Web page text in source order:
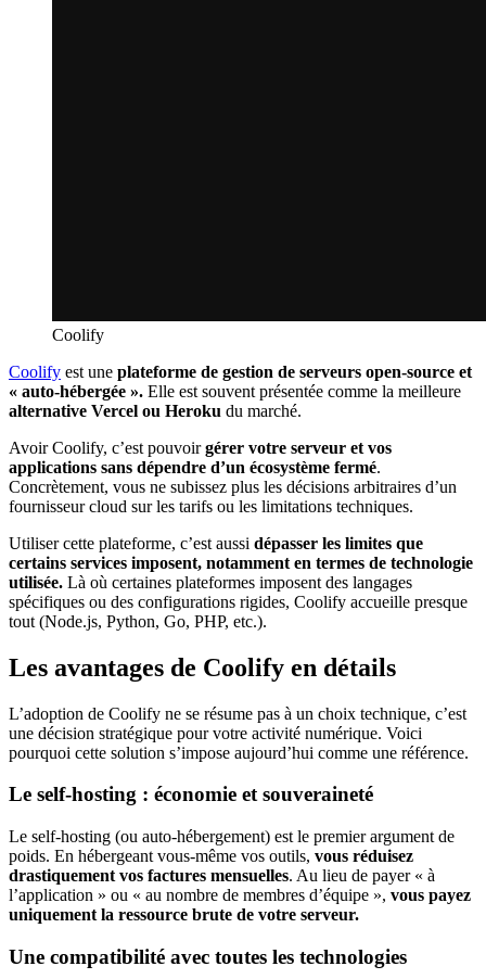
Coolify
Coolify est une plateforme de gestion de serveurs open-source et
« auto-hébergée ». Elle est souvent présentée comme la meilleure
alternative Vercel ou Heroku du marché.
Avoir Coolify, c’est pouvoirgérer votre serveur et vos
applications sans dépendre d’un écosystème fermé.
Concrètement, vous ne subissez plus les décisions arbitraires d’un
fournisseur cloud sur les tarifs ou les limitations techniques.
Utiliser cette plateforme, c’est aussi dépasser les limites que
certains services imposent, notamment en termes de technologie
utilisée. Là où certaines plateformes imposent des langages
spécifiques ou des configurations rigides, Coolify accueille presque
tout (Node.js, Python, Go, PHP, etc.).
Les avantages de Coolify en détails
L’adoption de Coolify ne se résume pas à un choix technique, c’est
une décision stratégique pour votre activité numérique. Voici
pourquoi cette solution s’impose aujourd’hui comme une référence.
Le self-hosting : économie et souveraineté
Le self-hosting (ou auto-hébergement) est le premier argument de
poids. En hébergeant vous-même vos outils, vous réduisez
drastiquement vos factures mensuelles. Au lieu de payer « à
l’application » ou « au nombre de membres d’équipe », vous payez
uniquement la ressource brute de votre serveur.
Une compatibilité avec toutes les technologies